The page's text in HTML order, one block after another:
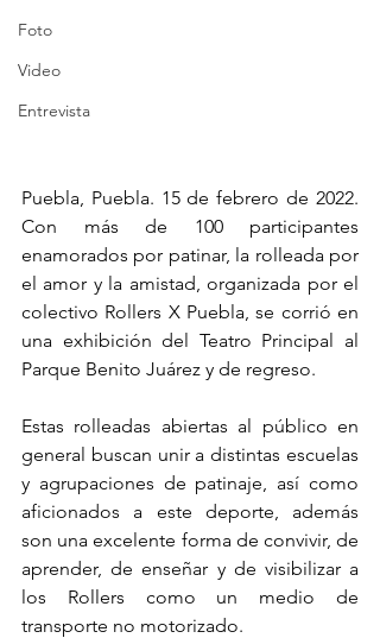
Foto
Video
Entrevista
Puebla, Puebla. 15 de febrero de 2022.
Con más de 100 participantes
enamorados por patinar, la rolleada por
el amor y la amistad, organizada por el
colectivo Rollers X Puebla, se corrió en
una exhibición del Teatro Principal al
Parque Benito Juárez y de regreso.
Estas rolleadas abiertas al público en
general buscan unir a distintas escuelas
y agrupaciones de patinaje, así como
aficionados a este deporte, además
son una excelente forma de convivir, de
aprender, de enseñar y de visibilizar a
los Rollers como un medio de
transporte no motorizado.